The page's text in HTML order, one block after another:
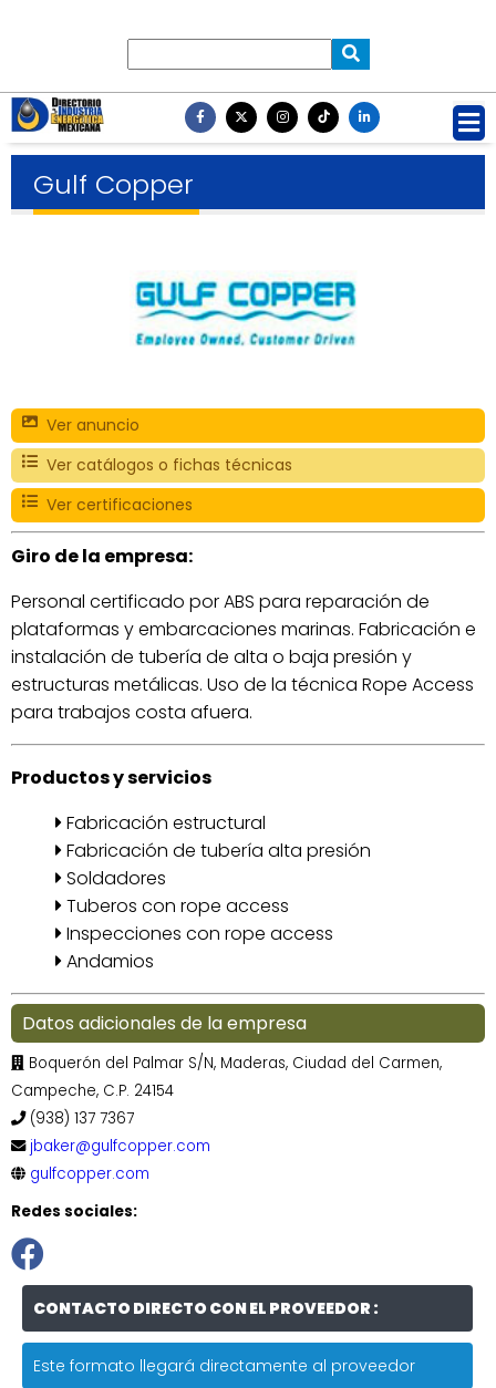
Gulf Copper
Ver anuncio
Ver catálogos o fichas técnicas
Ver certificaciones
Giro de la empresa:
Personal certificado por ABS para reparación de
plataformas y embarcaciones marinas. Fabricación e
instalación de tubería de alta o baja presión y
estructuras metálicas. Uso de la técnica Rope Access
para trabajos costa afuera.
Productos y servicios
Fabricación estructural
Fabricación de tubería alta presión
Soldadores
Tuberos con rope access
Inspecciones con rope access
Andamios
Datos adicionales de la empresa
Boquerón del Palmar S/N, Maderas, Ciudad del Carmen,
Campeche, C.P. 24154
(938) 137 7367
jbaker@gulfcopper.com
gulfcopper.com
Redes sociales:
CONTACTO DIRECTO CON EL PROVEEDOR :
Este formato llegará directamente al proveedor